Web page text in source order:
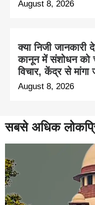
August 8, 2026
क्या निजी जानकारी
कानून में संशोधन को
विचार, केंद्र से मांगा
August 8, 2026
सबसे अधिक